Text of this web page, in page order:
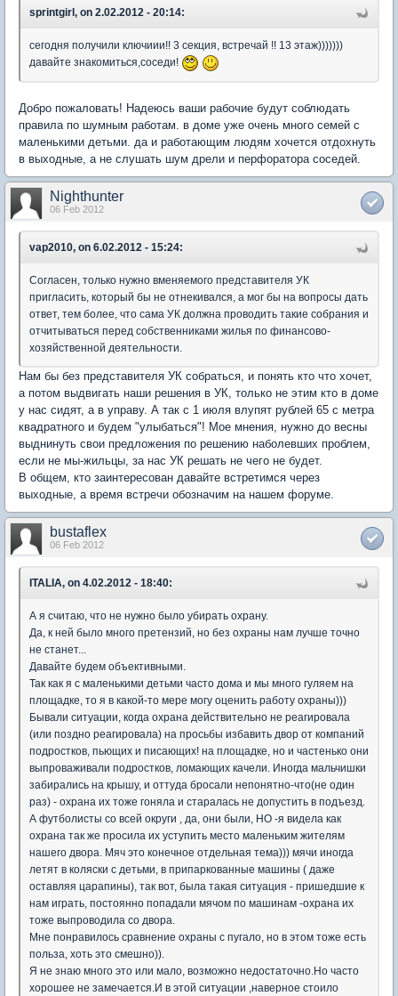
sprintgirl, on 2.02.2012 - 20:14:
сегодня получили ключиии!! 3 секция, встречай !! 13 этаж)))))))
давайте знакомиться,соседи!
Добро пожаловать! Надеюсь ваши рабочие будут соблюдать
правила по шумным работам. в доме уже очень много семей с
маленькими детьми. да и работающим людям хочется отдохнуть
в выходные, а не слушать шум дрели и перфоратора соседей.
Nighthunter
06 Feb 2012
vap2010, on 6.02.2012 - 15:24:
Согласен, только нужно вменяемого представителя УК
пригласить, который бы не отнекивался, а мог бы на вопросы дать
ответ, тем более, что сама УК должна проводить такие собрания и
отчитываться перед собственниками жилья по финансово-
хозяйственной деятельности.
Нам бы без представителя УК собраться, и понять кто что хочет,
а потом выдвигать наши решения в УК, только не этим кто в доме
у нас сидят, а в управу. А так с 1 июля влупят рублей 65 с метра
квадратного и будем "улыбаться"! Мое мнения, нужно до весны
выднинуть свои предложения по решению наболевших проблем,
если не мы-жильцы, за нас УК решать не чего не будет.
В общем, кто заинтересован давайте встретимся через
выходные, а время встречи обозначим на нашем форуме.
bustaflex
06 Feb 2012
ITALIA, on 4.02.2012 - 18:40:
А я считаю, что не нужно было убирать охрану.
Да, к ней было много претензий, но без охраны нам лучше точно
не станет...
Давайте будем объективными.
Так как я с маленькими детьми часто дома и мы много гуляем на
площадке, то я в какой-то мере могу оценить работу охраны)))
Бывали ситуации, когда охрана действительно не реагировала
(или поздно реагировала) на просьбы избавить двор от компаний
подростков, пьющих и писающих! на площадке, но и частенько они
выпроваживали подростков, ломающих качели. Иногда мальчишки
забирались на крышу, и оттуда бросали непонятно-что(не один
раз) - охрана их тоже гоняла и старалась не допустить в подъезд.
А футболисты со всей округи , да, они были, НО -я видела как
охрана так же просила их уступить место маленьким жителям
нашего двора. Мяч это конечное отдельная тема))) мячи иногда
летят в коляски с детьми, в припаркованные машины ( даже
оставляя царапины), так вот, была такая ситуация - пришедшие к
нам играть, постоянно попадали мячом по машинам -охрана их
тоже выпроводила со двора.
Мне понравилось сравнение охраны с пугало, но в этом тоже есть
польза, хоть это смешно)).
Я не знаю много это или мало, возможно недостаточно.Но часто
хорошее не замечается.И в этой ситуации ,наверное стоило